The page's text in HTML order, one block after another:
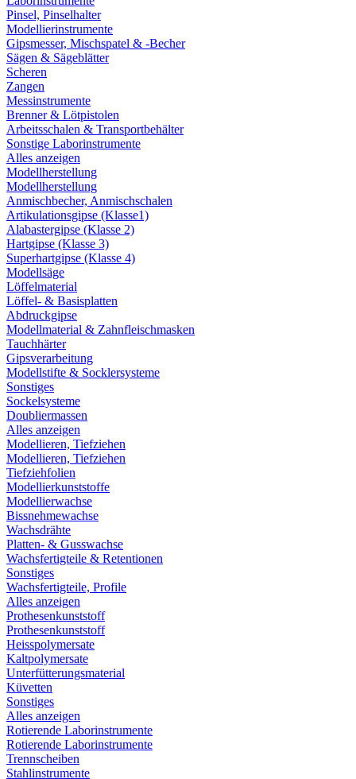
Pinsel, Pinselhalter
Modellierinstrumente
Gipsmesser, Mischspatel & -Becher
Sägen & Sägeblätter
Scheren
Zangen
Messinstrumente
Brenner & Lötpistolen
Arbeitsschalen & Transportbehälter
Sonstige Laborinstrumente
Alles anzeigen
Modellherstellung
Modellherstellung
Anmischbecher, Anmischschalen
Artikulationsgipse (Klasse1)
Alabastergipse (Klasse 2)
Hartgipse (Klasse 3)
Superhartgipse (Klasse 4)
Modellsäge
Löffelmaterial
Löffel- & Basisplatten
Abdruckgipse
Modellmaterial & Zahnfleischmasken
Tauchhärter
Gipsverarbeitung
Modellstifte & Socklersysteme
Sonstiges
Sockelsysteme
Doubliermassen
Alles anzeigen
Modellieren, Tiefziehen
Modellieren, Tiefziehen
Tiefziehfolien
Modellierkunststoffe
Modellierwachse
Bissnehmewachse
Wachsdrähte
Platten- & Gusswachse
Wachsfertigteile & Retentionen
Sonstiges
Wachsfertigteile, Profile
Alles anzeigen
Prothesenkunststoff
Prothesenkunststoff
Heisspolymersate
Kaltpolymersate
Unterfütterungsmaterial
Küvetten
Sonstiges
Alles anzeigen
Rotierende Laborinstrumente
Rotierende Laborinstrumente
Trennscheiben
Stahlinstrumente